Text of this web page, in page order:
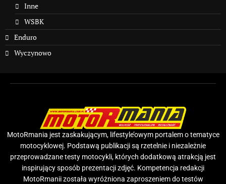
Inne
WSBK
Enduro
Wyczynowo
MotoRmania jest zaskakującym, lifestyle’owym portalem o tematyce
motocyklowej. Podstawą publikacji są rzetelnie i niezależnie
przeprowadzane testy motocykli, których dodatkową atrakcją jest
inspirujący sposób prezentacji zdjęć. Kompetencja redakcji
MotoRmanii została wyróżniona zaproszeniem do testów